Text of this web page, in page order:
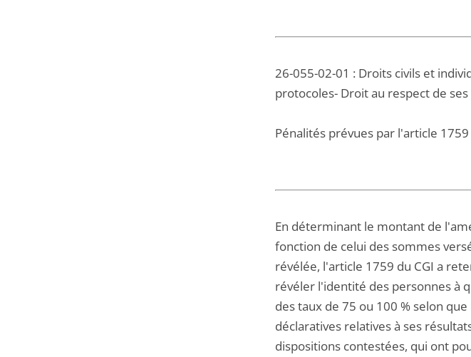
26-055-02-01 : Droits civils et
protocoles- Droit au respect de
Pénalités prévues par l'article
En déterminant le montant de
fonction de celui des sommes
révélée, l'article 1759 du CGI a
révéler l'identité des personnes à
des taux de 75 ou 100 % selon
déclaratives relatives à ses
dispositions contestées, qui ont